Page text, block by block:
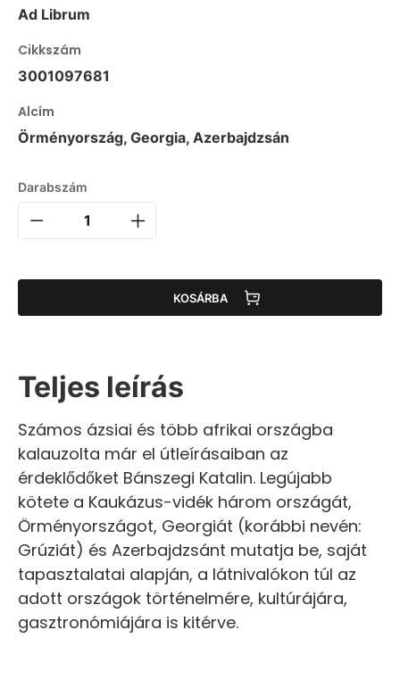
Ad Librum
Cikkszám
3001097681
Alcím
Örményország, Georgia, Azerbajdzsán
Darabszám
KOSÁRBA
Teljes leírás
Számos ázsiai és több afrikai országba
kalauzolta már el útleírásaiban az
érdeklődőket Bánszegi Katalin. Legújabb
kötete a Kaukázus-vidék három országát,
Örményországot, Georgiát (korábbi nevén:
Grúziát) és Azerbajdzsánt mutatja be, saját
tapasztalatai alapján, a látnivalókon túl az
adott országok történelmére, kultúrájára,
gasztronómiájára is kitérve.